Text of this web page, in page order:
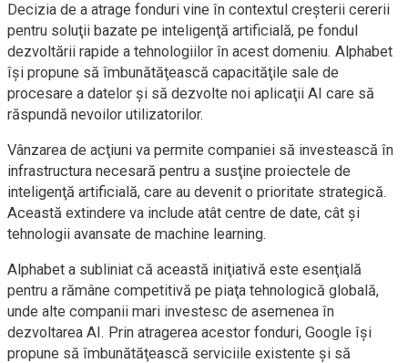
Decizia de a atrage fonduri vine în contextul creşterii cererii
pentru soluţii bazate pe inteligenţă artificială, pe fondul
dezvoltării rapide a tehnologiilor în acest domeniu. Alphabet
îşi propune să îmbunătăţească capacităţile sale de
procesare a datelor şi să dezvolte noi aplicaţii AI care să
răspundă nevoilor utilizatorilor.
Vânzarea de acţiuni va permite companiei să investească în
infrastructura necesară pentru a susţine proiectele de
inteligenţă artificială, care au devenit o prioritate strategică.
Această extindere va include atât centre de date, cât şi
tehnologii avansate de machine learning.
Alphabet a subliniat că această iniţiativă este esenţială
pentru a rămâne competitivă pe piaţa tehnologică globală,
unde alte companii mari investesc de asemenea în
dezvoltarea AI. Prin atragerea acestor fonduri, Google îşi
propune să îmbunătăţească serviciile existente şi să